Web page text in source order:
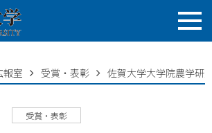
報室 受賞・表彰 佐賀大学大学院農学研
受賞・表彰